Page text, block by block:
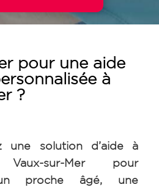
pour une aide
à
?
une solution d’aide à
sur-Mer pour
un proche âgé, une